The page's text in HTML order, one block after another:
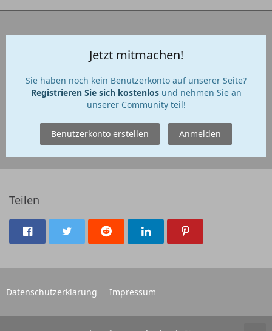
Jetzt mitmachen!
Sie haben noch kein Benutzerkonto auf unserer Seite?
Registrieren Sie sich kostenlosund nehmen Sie an
unserer Community teil!
Benutzerkonto erstellen Anmelden
Teilen
Datenschutzerklärung Impressum